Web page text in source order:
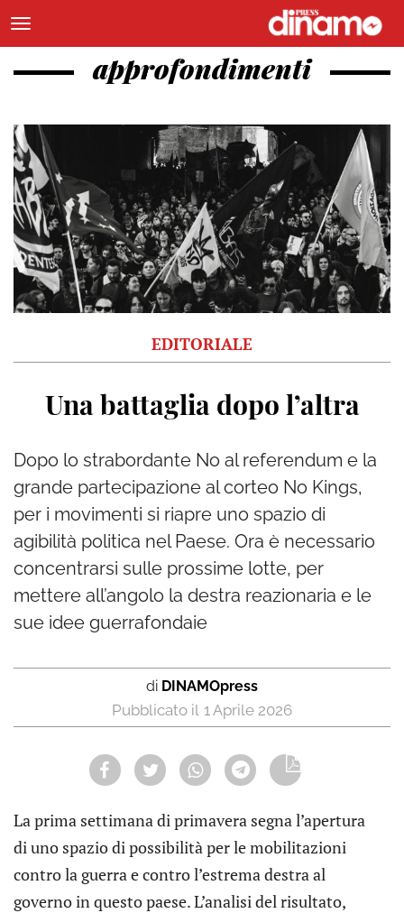
approfondimenti
EDITORIALE
Una battaglia dopo l’altra
Dopo lo strabordante No al referendum e la
grande partecipazione al corteo No Kings,
per i movimenti si riapre uno spazio di
agibilità politica nel Paese. Ora è necessario
concentrarsi sulle prossime lotte, per
mettere all’angolo la destra reazionaria e le
sue idee guerrafondaie
di DINAMOpress
1 Aprile 2026
La prima settimana di primavera segna l’apertura
di uno spazio di possibilità per le mobilitazioni
contro la guerra e contro l’estrema destra al
governo in questo paese. L’analisi del risultato,